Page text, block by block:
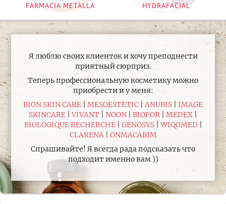
FARMACIA METALLA
HYDRAFACIAL
Я люблю своих клиенток и хочу преподнести
приятный сюрприз.
Теперь профессиональную косметику можно
приобрести и у меня:
BION SKIN CARE
MESOESTETIC ANUBIS
IMAGE
SKINCARE
VIVANT NOON BIOFOR
MEDEX
BIOLOGIQUE RECHERCHE
GENOSYS
WIQOMED
CLARENA
ONMACABIM
Спрашивайте! Я всегда рада подсказать что
подходит именно вам ))